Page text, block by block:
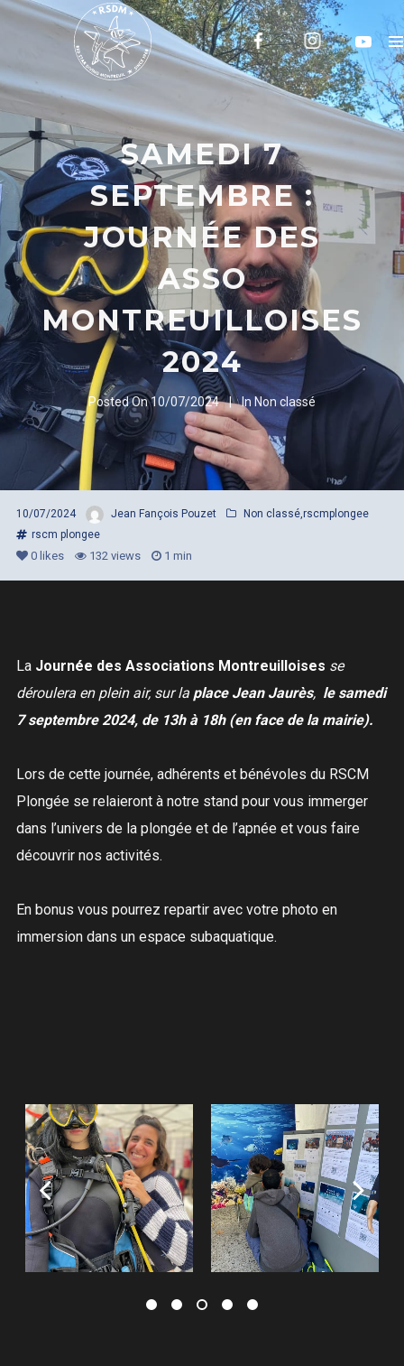
SAMEDI 7
SEPTEMBRE :
JOURNÉE DES
ASSO
MONTREUILLOISES
2024
Posted On10/07/2024 In Non classé
10/07/2024 Jean Fançois Pouzet Non classé,rscmplongee
rscm plongee
0 likes 132 views 1 min
La Journée des Associations Montreuilloises se
déroulera en plein air, sur la place Jean Jaurès, le samedi
7 septembre 2024, de 13h à 18h (en face de la mairie).
Lors de cette journée, adhérents et bénévoles du RSCM
Plongée se relaieront à notre stand pour vous immerger
dans l’univers de la plongée et de l’apnée et vous faire
découvrir nos activités.
En bonus vous pourrez repartir avec votre photo en
immersion dans un espace subaquatique.